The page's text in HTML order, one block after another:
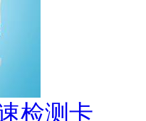
检测卡